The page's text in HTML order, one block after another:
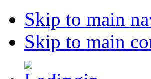
Skip to main
Skip to main